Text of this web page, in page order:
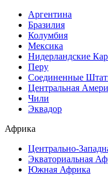
Аргентина
Бразилия
Колумбия
Мексика
Нидерландские
Перу
Соединенные
Центральная
Чили
Эквадор
Африка
Центрально-
Экваториальная
Южная Африка